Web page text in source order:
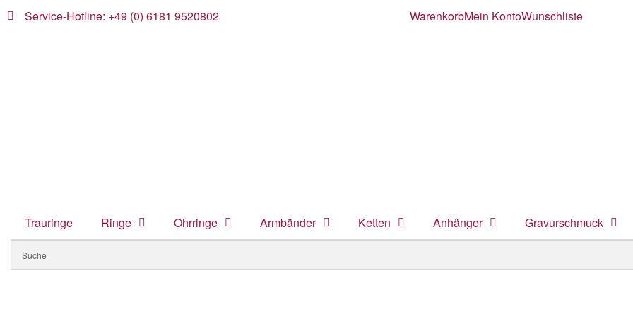
Service-Hotline: +49 (0) 6181 9520802 WarenkorbMein KontoWunschliste
Trauringe Ringe Ohrringe Armbänder Ketten Anhänger Gravurschmuck